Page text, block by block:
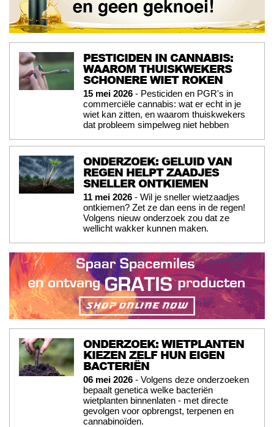
PESTICIDEN IN CANNABIS:
WAAROM THUISKWEKERS
SCHONERE WIET ROKEN
15 mei 2026 - Pesticiden en PGR's in
commerciële cannabis: wat er echt in je
wiet kan zitten, en waarom thuiskwekers
dat probleem simpelweg niet hebben
ONDERZOEK: GELUID VAN
REGEN HELPT ZAADJES
SNELLER ONTKIEMEN
11 mei 2026 - Wil je sneller wietzaadjes
ontkiemen? Zet ze dan eens in de regen!
Volgens nieuw onderzoek zou dat ze
wellicht wakker kunnen maken.
ONDERZOEK: WIETPLANTEN
KIEZEN ZELF HUN EIGEN
BACTERIËN
06 mei 2026 - Volgens deze onderzoeken
bepaalt genetica welke bacteriën
wietplanten binnenlaten - met directe
gevolgen voor opbrengst, terpenen en
cannabinoïden.